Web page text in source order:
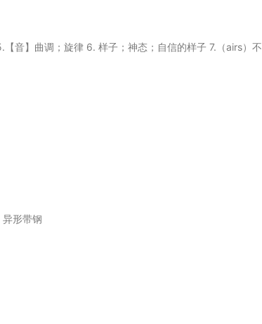
音】曲调；旋律 6. 样子；神态；自信的样子 7.（airs）不
形带钢